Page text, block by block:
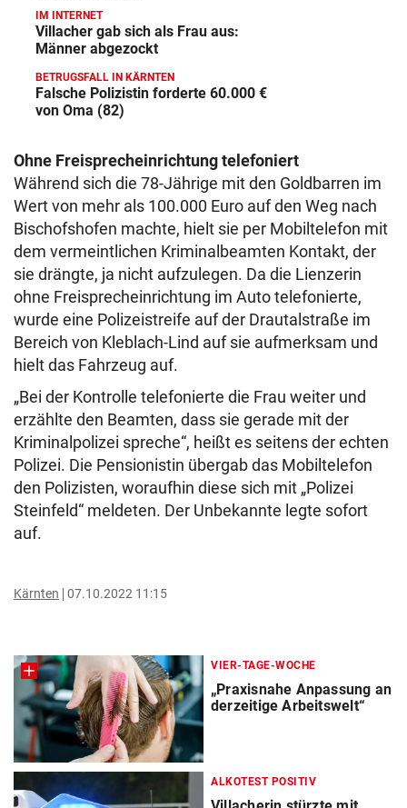
IM INTERNET
Villacher gab sich als Frau aus:
Männer abgezockt
BETRUGSFALL IN KÄRNTEN
Falsche Polizistin forderte 60.000 €
von Oma (82)
Ohne Freisprecheinrichtung telefoniert
Während sich die 78-Jährige mit den Goldbarren im
Wert von mehr als 100.000 Euro auf den Weg nach
Bischofshofen machte, hielt sie per Mobiltelefon mit
dem vermeintlichen Kriminalbeamten Kontakt, der
sie drängte, ja nicht aufzulegen. Da die Lienzerin
ohne Freisprecheinrichtung im Auto telefonierte,
wurde eine Polizeistreife auf der Drautalstraße im
Bereich von Kleblach-Lind auf sie aufmerksam und
hielt das Fahrzeug auf.
„Bei der Kontrolle telefonierte die Frau weiter und
erzählte den Beamten, dass sie gerade mit der
Kriminalpolizei spreche“, heißt es seitens der echten
Polizei. Die Pensionistin übergab das Mobiltelefon
den Polizisten, woraufhin diese sich mit „Polizei
Steinfeld“ meldeten. Der Unbekannte legte sofort
auf.
Kärnten 07.10.2022 11:15
VIER-TAGE-WOCHE
„Praxisnahe Anpassung an
derzeitige Arbeitswelt“
ALKOTEST POSITIV